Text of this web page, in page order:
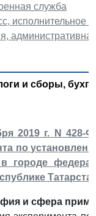
служба
исполнительное
и сборы,
2019 г. N
по
городе
и сфера